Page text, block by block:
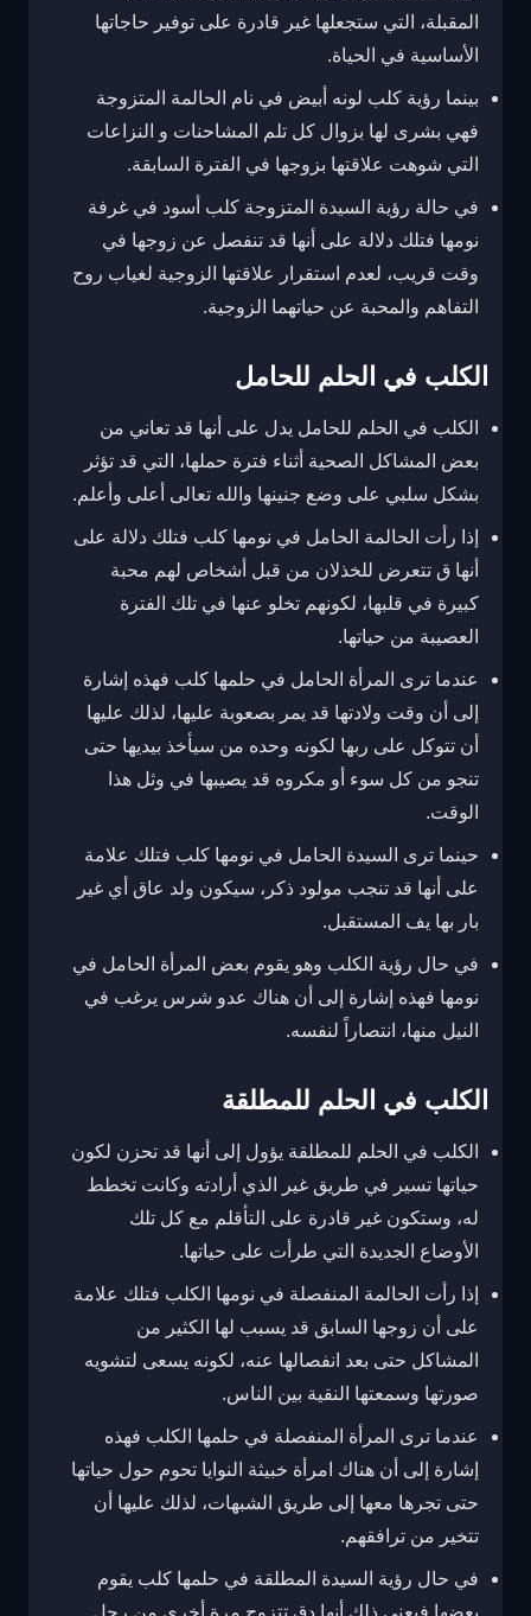
المقبلة، التي ستجعلها غير قادرة على توفير حاجاتها
الأساسية في الحياة.
بينما رؤية كلب لونه أبيض في نام الحالمة المتزوجة
فهي بشرى لها بزوال كل تلم المشاحنات و النزاعات
التي شوهت علاقتها بزوجها في الفترة السابقة.
في حالة رؤية السيدة المتزوجة كلب أسود في غرفة
نومها فتلك دلالة على أنها قد تنفصل عن زوجها في
وقت قريب، لعدم استقرار علاقتها الزوجية لغياب روح
التفاهم والمحبة عن حياتهما الزوجية.
الكلب في الحلم للحامل
الكلب في الحلم للحامل يدل على أنها قد تعاني من
بعض المشاكل الصحية أثناء فترة حملها، التي قد تؤثر
بشكل سلبي على وضع جنينها والله تعالى أعلى وأعلم.
إذا رأت الحالمة الحامل في نومها كلب فتلك دلالة على
أنها ق تتعرض للخذلان من قبل أشخاص لهم محبة
كبيرة في قلبها، لكونهم تخلو عنها في تلك الفترة
العصيبة من حياتها.
عندما ترى المرأة الحامل في حلمها كلب فهذه إشارة
إلى أن وقت ولادتها قد يمر بصعوبة عليها، لذلك عليها
أن تتوكل على ربها لكونه وحده من سيأخذ بيديها حتى
تنجو من كل سوء أو مكروه قد يصيبها في وثل هذا
الوقت.
حينما ترى السيدة الحامل في نومها كلب فتلك علامة
على أنها قد تنجب مولود ذكر، سيكون ولد عاق أي غير
بار بها يف المستقبل.
في حال رؤية الكلب وهو يقوم بعض المرأة الحامل في
نومها فهذه إشارة إلى أن هناك عدو شرس يرغب في
النيل منها، انتصاراً لنفسه.
الكلب في الحلم للمطلقة
الكلب في الحلم للمطلقة يؤول إلى أنها قد تحزن لكون
حياتها تسير في طريق غير الذي أرادته وكانت تخطط
له، وستكون غير قادرة على التأقلم مع كل تلك
الأوضاع الجديدة التي طرأت على حياتها.
إذا رأت الحالمة المنفصلة في نومها الكلب فتلك علامة
على أن زوجها السابق قد يسبب لها الكثير من
المشاكل حتى بعد انفصالها عنه، لكونه يسعى لتشويه
صورتها وسمعتها النقية بين الناس.
عندما ترى المرأة المنفصلة في حلمها الكلب فهذه
إشارة إلى أن هناك امرأة خبيثة النوايا تحوم حول حياتها
حتى تجرها معها إلى طريق الشبهات، لذلك عليها أن
تتخير من ترافقهم.
في حال رؤية السيدة المطلقة في حلمها كلب يقوم
بعضها فيعني ذلك أنها دق تتزوج مرة أخرى من رجل